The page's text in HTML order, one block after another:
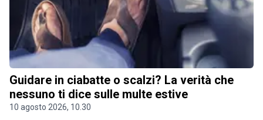
Guidare in ciabatte o scalzi? La verità che
nessuno ti dice sulle multe estive
10 agosto 2026, 10.30